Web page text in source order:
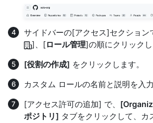
サイドバーの[アクセス]セクション
]、[ロール管理]の順にクリックし
[役割の作成] をクリックします。
カスタム ロールの名前と説明を入力
[アクセス許可の追加] で、
ポジトリ] タブをクリックして、カ